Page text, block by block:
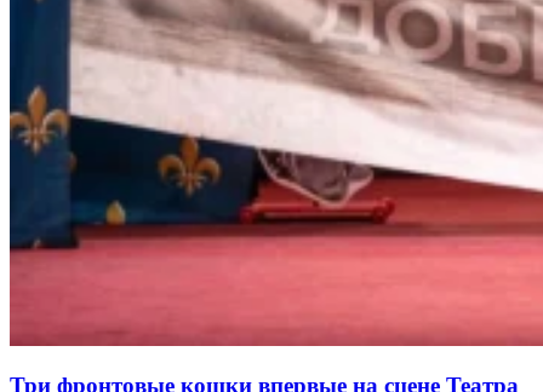
Три фронтовые кошки впервые на сцене Театра